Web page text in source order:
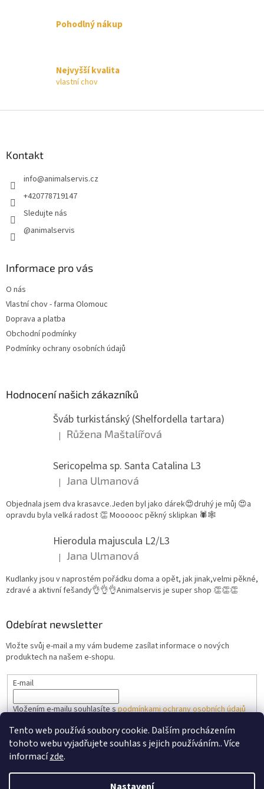
Tento web používá soubory cookie. Dalším procházením
tohoto webu vyjadřujete souhlas s jejich používáním.. Více
informacízde.
i
Pohodlný nákup
Nejvyšší kvalita
vlastní chov
Kontakt
info@animalservis.cz
+420778719147
Sledujte nás
@animalservis
Informace pro vás
O nás
Vlastní chov - farma Olomouc
Doprava a platba
Obchodní podmínky
Podmínky ochrany osobních údajů
Hodnocení našich zákazníků
Šváb turkistánský (Shelfordella tartara)
Hodnocení produktu je 5 z 5 hvězdiček.
| Růžena Maštalířová
Sericopelma sp. Santa Catalina L3
Hodnocení produktu je 5 z 5 hvězdiček.
| Jana Ulmanová
Objednala jsem dva krasavce.Jeden byl jako dárek😍druhý je můj 😍a
opravdu byla velká radost 👏 Moooooc pěkný sklipkan 🕷🕸
Hierodula majuscula L2/L3
Hodnocení produktu je 5 z 5 hvězdiček.
| Jana Ulmanová
Kudlanky jsou v naprostém pořádku doma a opět, jak jinak,velmi pěkné,
zdravé a aktivní fešandy👌👌👌Animalservis je super shop 👏👏👏
Odebírat newsletter
Vložte svůj e-mail a my vám budeme zasílat informace o nových
produktech na našem e-shopu.
E-mail
Vložením e-mailu souhlasíte spodmínkami ochrany osobních údajů
PŘIHLÁSIT SE